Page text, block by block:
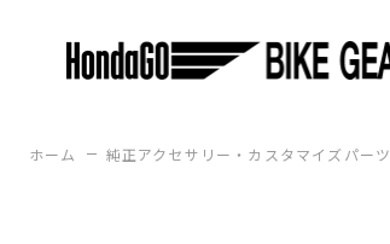
ホーム 純正アクセサリー・カスタマイズパーツ